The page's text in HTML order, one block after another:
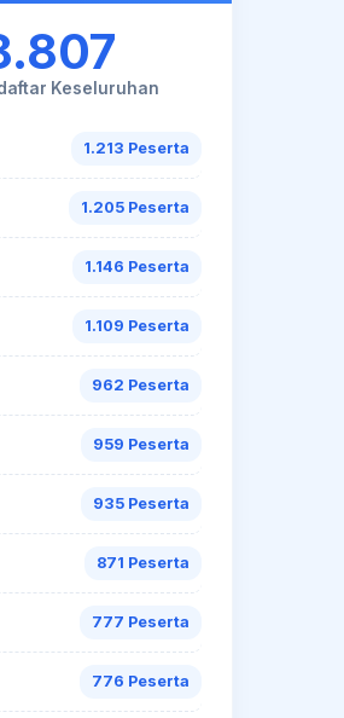
Keseluruhan
1.213 Peserta
1.205 Peserta
1.146 Peserta
1.109 Peserta
962 Peserta
959 Peserta
935 Peserta
871 Peserta
777 Peserta
776 Peserta